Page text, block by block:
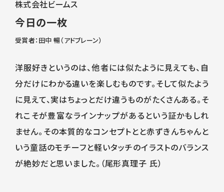
株式会社ビームス
今日の一枚
受賞者：田中 暢（アドブレーン）
洋服好きというのは、他者には似たように見えても、自
分だけにわかる違いを楽しむものです。そして似たよう
に見えて、実はちょっとだけ違うものがたくさんある。そ
れこそが豊富なラインナップがあるという証かもしれ
ません。その本質的なコンセプトとと赤ずきんちゃんと
いう童話のモチーフと軽いタッチのイラストのバランス
が絶妙だと思いました。（尾形真理子 氏）